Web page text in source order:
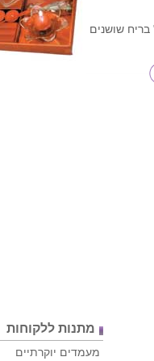
שושנים
מתנות ללקוחות
מעמדים יוקרתיים